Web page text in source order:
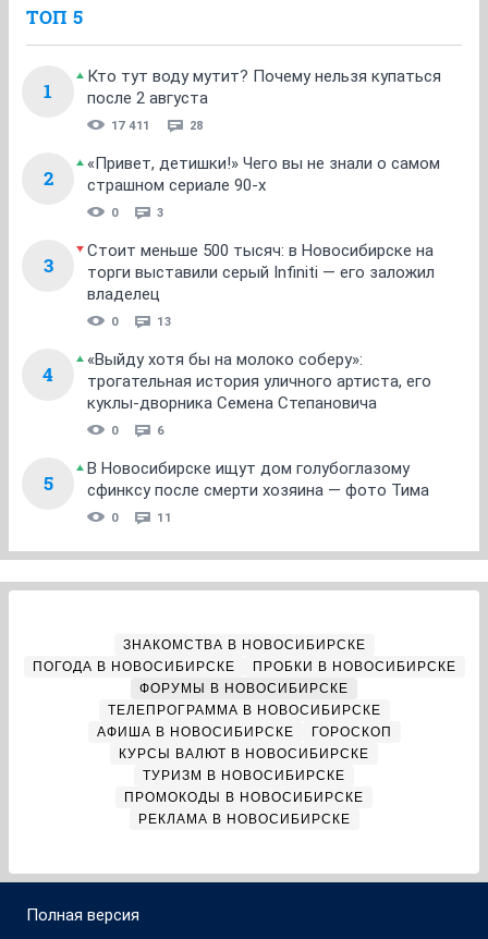
ТОП 5
1
Кто тут воду мутит? Почему нельзя купаться
после 2 августа
17 411 28
2
«Привет, детишки!» Чего вы не знали о самом
страшном сериале 90-х
0 3
3
Стоит меньше 500 тысяч: в Новосибирске на
торги выставили серый Infiniti — его заложил
владелец
0 13
4
«Выйду хотя бы на молоко соберу»:
трогательная история уличного артиста, его
куклы-дворника Семена Степановича
0 6
5
В Новосибирске ищут дом голубоглазому
сфинксу после смерти хозяина — фото Тима
0 11
ЗНАКОМСТВА В НОВОСИБИРСКЕ
ПОГОДА В НОВОСИБИРСКЕ
ПРОБКИ В НОВОСИБИРСКЕ
ФОРУМЫ В НОВОСИБИРСКЕ
ТЕЛЕПРОГРАММА В НОВОСИБИРСКЕ
АФИША В НОВОСИБИРСКЕ
ГОРОСКОП
КУРСЫ ВАЛЮТ В НОВОСИБИРСКЕ
ТУРИЗМ В НОВОСИБИРСКЕ
ПРОМОКОДЫ В НОВОСИБИРСКЕ
РЕКЛАМА В НОВОСИБИРСКЕ
Полная версия